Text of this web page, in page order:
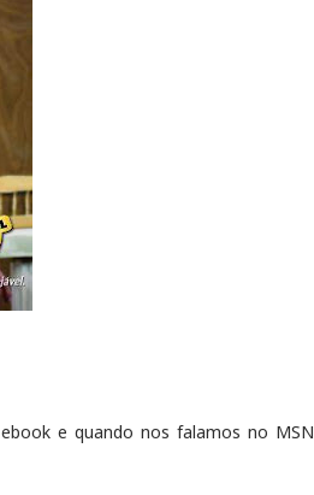
e quando nos falamos no MSN